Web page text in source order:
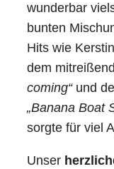
wunderbar
bunten
Hits wie
dem
coming“und
„Banana Boat
sorgte für viel
Unser